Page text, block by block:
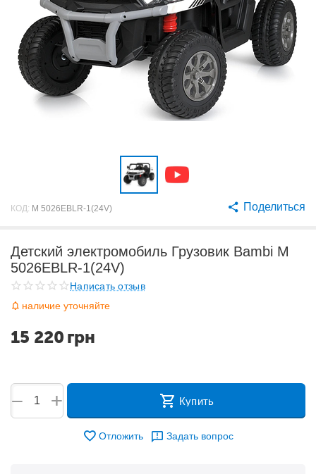
КОД: M 5026EBLR-1(24V) Поделиться
Детский электромобиль Грузовик Bambi M
5026EBLR-1(24V)
Написать отзыв
наличие уточняйте
15 220 грн
+
− Купить
Отложить Задать вопрос